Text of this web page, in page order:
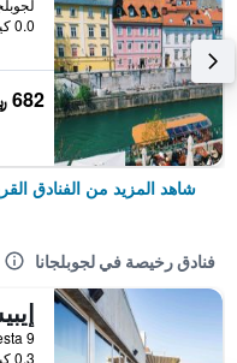
0.0 كيلومتر عن وسط المدينة
682 ﷼
شاهد المزيد من الفنادق
فنادق رخيصة في لجوبلجانا
0.3 كيلومتر عن وسط المدينة